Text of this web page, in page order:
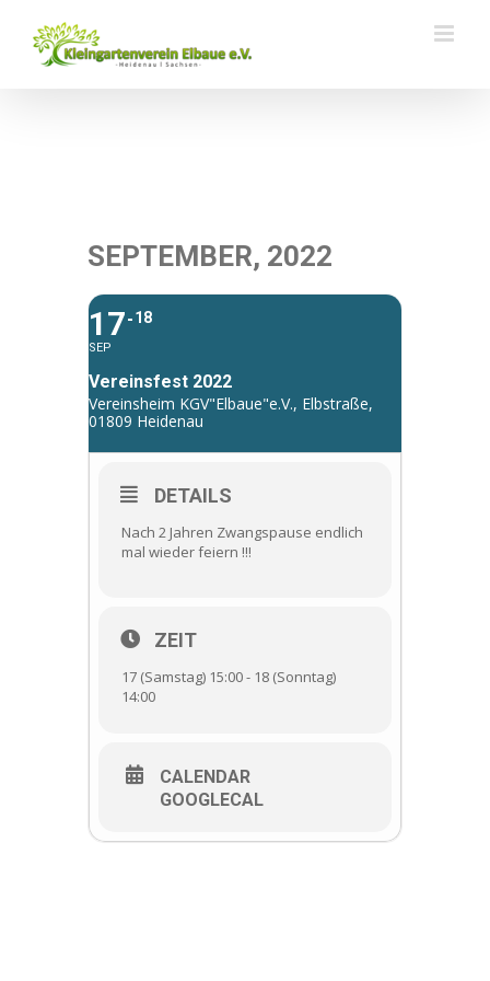
Inhalt
springen
SEPTEMBER, 2022
17
SEP
18
Vereinsfest 2022
Vereinsheim KGV"Elbaue"e.V., Elbstraße,
01809 Heidenau
DETAILS
Nach 2 Jahren Zwangspause endlich
mal wieder feiern !!!
ZEIT
17 (Samstag) 15:00 - 18 (Sonntag)
14:00
CALENDAR
GOOGLECAL